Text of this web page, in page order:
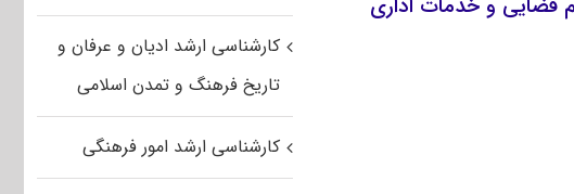
کارشناسی ارشد ادیان و عرفان و
تاریخ فرهنگ و تمدن اسلامی
کارشناسی ارشد امور فرهنگی